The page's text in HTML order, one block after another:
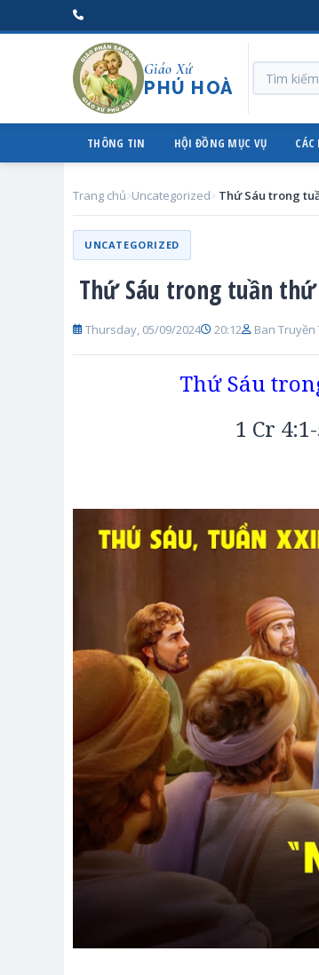
Giáo Xứ
PHÚ HOÀ
THÔNG TIN HỘI ĐỒNG MỤC VỤ
Trang chủ Uncategorized
UNCATEGORIZED
Thứ Sáu trong tuần thứ
Thursday, 05/09/2024 20:12 Ban Truyền
Thứ Sáu
1 Cr